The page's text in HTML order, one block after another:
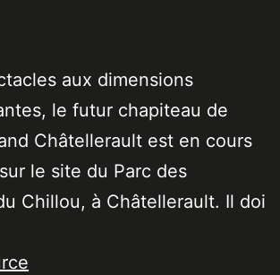
aux dimensions
le futur chapiteau de
Châtellerault est en cours
le site du Parc des
Chillou, à Châtellerault. Il doi